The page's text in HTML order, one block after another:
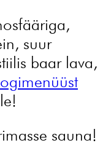
suur
baar lava,
sauna!